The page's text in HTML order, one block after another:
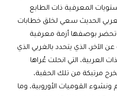
المعرفية ذات الطابع
الحديث سعي لخلق خطابات
ما تحضر بوصفها أزمة معرفية
الآخر، الذي يتحدد بالغربي الذي
التي انحلت عُراها
مرتبكة من تلك الحقبة،
القوميات الأوروبية، وما